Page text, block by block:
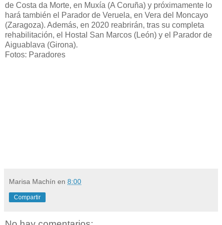
de Costa da Morte, en Muxía (A Coruña) y próximamente lo
hará también el Parador de Veruela, en Vera del Moncayo
(Zaragoza). Además, en 2020 reabrirán, tras su completa
rehabilitación, el Hostal San Marcos (León) y el Parador de
Aiguablava (Girona).
Fotos: Paradores
Marisa Machín en 8:00
Compartir